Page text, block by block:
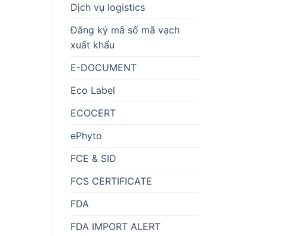
Dịch vụ logistics
Đăng ký mã số mã vạch
xuất khẩu
E-DOCUMENT
Eco Label
ECOCERT
ePhyto
FCE & SID
FCS CERTIFICATE
FDA
FDA IMPORT ALERT